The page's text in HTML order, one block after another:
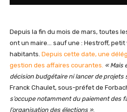
Depuis la fin du mois de mars, toutes
ont un maire… sauf une : Hestroff, petit
habitants. Depuis cette date, une
gestion des affaires courantes. « Mais
décision budgétaire ni lancer de
Franck Chaulet, sous-préfet de
s’occupe notamment du paiement des
l’organisation des élections ».